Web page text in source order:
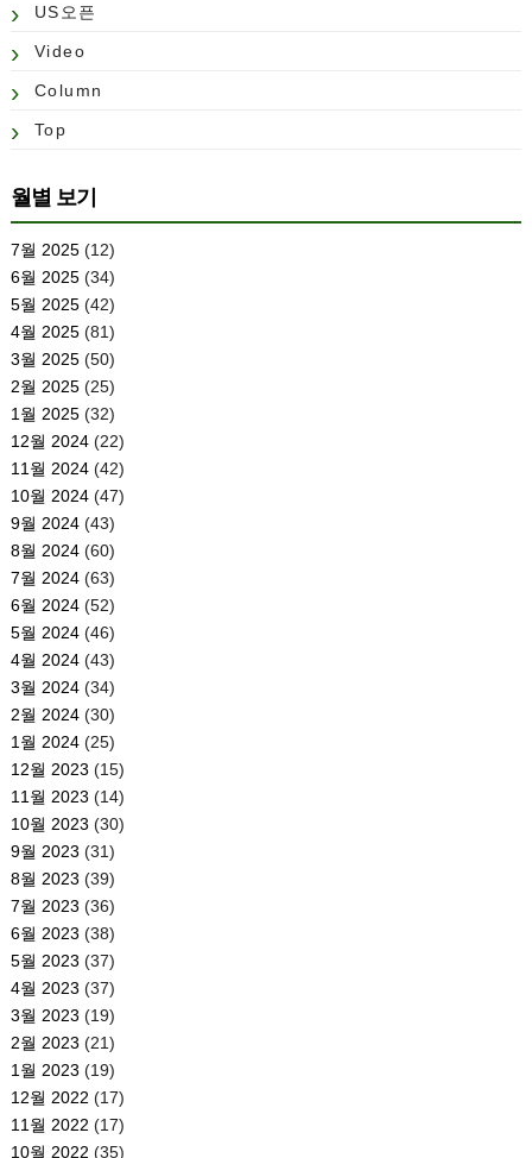
US오픈
Video
Column
Top
월별 보기
7월 2025(12)
6월 2025(34)
5월 2025(42)
4월 2025(81)
3월 2025(50)
2월 2025(25)
1월 2025(32)
12월 2024(22)
11월 2024(42)
10월 2024(47)
9월 2024(43)
8월 2024(60)
7월 2024(63)
6월 2024(52)
5월 2024(46)
4월 2024(43)
3월 2024(34)
2월 2024(30)
1월 2024(25)
12월 2023 (15)
11월 2023 (14)
10월 2023 (30)
9월 2023 (31)
8월 2023 (39)
7월 2023 (36)
6월 2023 (38)
5월 2023 (37)
4월 2023 (37)
3월 2023 (19)
2월 2023 (21)
1월 2023 (19)
12월 2022 (17)
11월 2022 (17)
10월 2022 (35)